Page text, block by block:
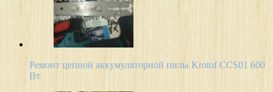
Ремонт цепной аккумуляторной пилы Krotof CCS01 600
Вт